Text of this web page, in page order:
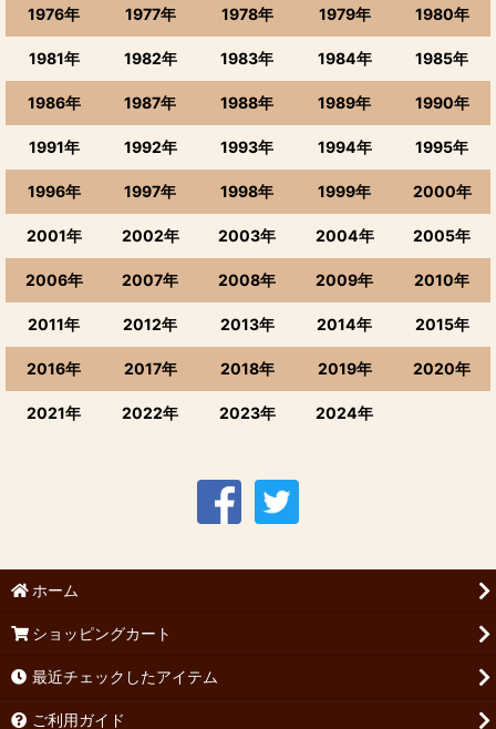
1976年 1977年 1978年 1979年 1980年
1981年 1982年 1983年 1984年 1985年
1986年 1987年 1988年 1989年 1990年
1991年 1992年 1993年 1994年 1995年
1996年 1997年 1998年 1999年 2000年
2001年 2002年 2003年 2004年 2005年
2006年 2007年 2008年 2009年 2010年
2011年 2012年 2013年 2014年 2015年
2016年 2017年 2018年 2019年 2020年
2021年 2022年 2023年 2024年
ホーム
ショッピングカート
最近チェックしたアイテム
ご利用ガイド